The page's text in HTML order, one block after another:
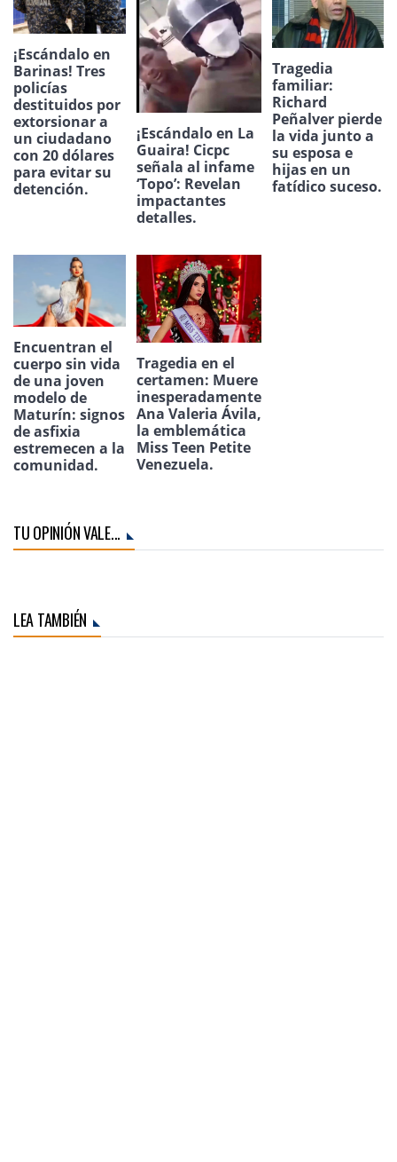
¡Escándalo en
Barinas! Tres
policías
destituidos por
extorsionar a
un ciudadano
con 20 dólares
para evitar su
detención.
¡Escándalo en La
Guaira! Cicpc
señala al infame
‘Topo’: Revelan
impactantes
detalles.
Tragedia
familiar:
Richard
Peñalver pierde
la vida junto a
su esposa e
hijas en un
fatídico suceso.
Encuentran el
cuerpo sin vida
de una joven
modelo de
Maturín: signos
de asfixia
estremecen a la
comunidad.
Tragedia en el
certamen: Muere
inesperadamente
Ana Valeria Ávila,
la emblemática
Miss Teen Petite
Venezuela.
TU OPINIÓN VALE...
LEA TAMBIÉN